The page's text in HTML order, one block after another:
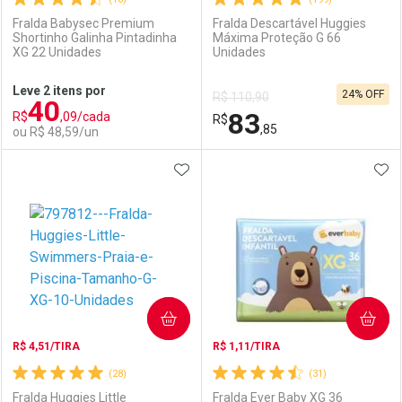
Comprar sem Desconto
Por R$ 89,90/cada
Comprar sem Desconto
Por R$ 89,90/cada
Comprar sem Desconto
Por R$ 89,90/cada
Comprar sem Desconto
Por R$ 89,90/cada
Fralda Babysec Premium
Shortinho Galinha Pintadinha
XG 22 Unidades
Leve 2 itens por
R$40,09/cada
ou R$ 48,59/un
Laboratório
Por Menos
Fralda Descartável Huggies
Máxima Proteção G 66
Unidades
R$ 110,90
R$83,85
24% OFF
Laboratório
Por Menos
(28)
R$ 4,51/TIRA
Fralda Huggies Little
ADICIONAR AOS FAVORITOS
COMPRAR
(31)
R$ 1,11/TIRA
Fralda Ever Baby XG 36
COMPRAR